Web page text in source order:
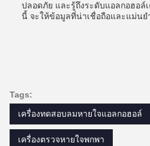
ปลอดภัย และรู้ถึงระดับแอลกอฮอล์
นี้ จะให้ข้อมูลที่น่าเชื่อถือและแม่นยํ
Tags:
เครื่องทดสอบลมหายใจแอลกอฮอล์
เครื่องตรวจหายใจพกพา